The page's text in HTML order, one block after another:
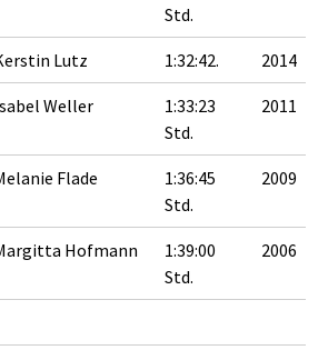
Std.
Lutz 1:32:42. 2014
Weller
1:33:23
Std.
2011
Flade
1:36:45
Std.
2009
Hofmann
1:39:00
Std.
2006